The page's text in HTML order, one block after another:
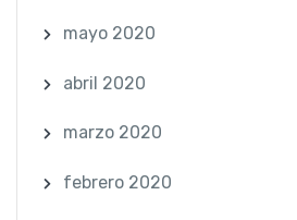
mayo 2020
abril 2020
marzo 2020
febrero 2020